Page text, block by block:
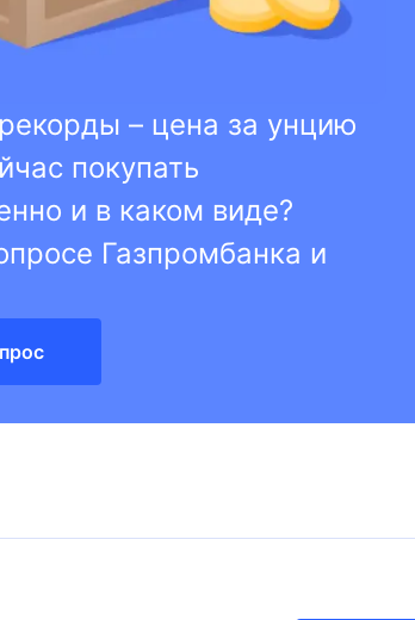
– цена за унцию
покупать
и в каком виде?
Газпромбанка и